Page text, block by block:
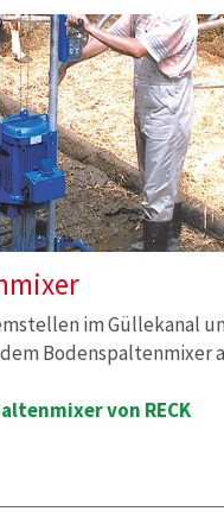
im Güllekanal
Bodenspaltenmixer
von RECK